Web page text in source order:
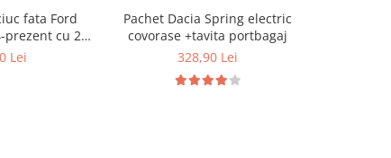
fata Ford
prezent cu 2
3 covorase),
Lei
Pachet Dacia Spring electric
covorase +tavita portbagaj
328,90 Lei